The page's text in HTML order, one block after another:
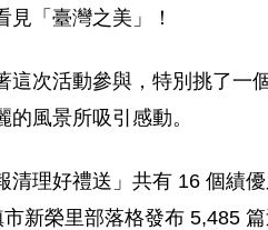
「臺灣之美」！
次活動參與，特別挑了一
風景所吸引感動。
理好禮送」共有 16 個績
新榮里部落格發布 5,485